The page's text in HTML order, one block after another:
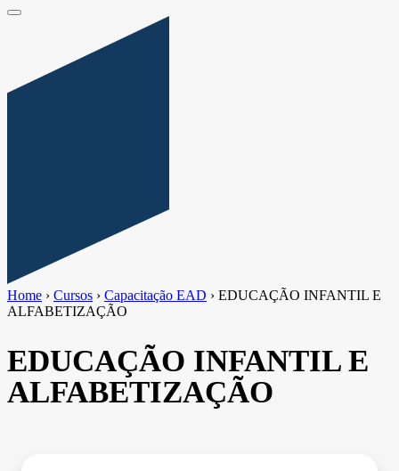
Home › Cursos › Capacitação EAD › EDUCAÇÃO INFANTIL E
ALFABETIZAÇÃO
EDUCAÇÃO INFANTIL E
ALFABETIZAÇÃO